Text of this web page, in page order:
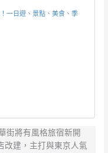
一日遊、景點、美食、季
街將有風格旅宿新開
改建，主打與東京人氣